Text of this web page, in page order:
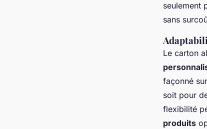
seulement
sans
Le carton
façonné
soit pour
flexibilité
produits